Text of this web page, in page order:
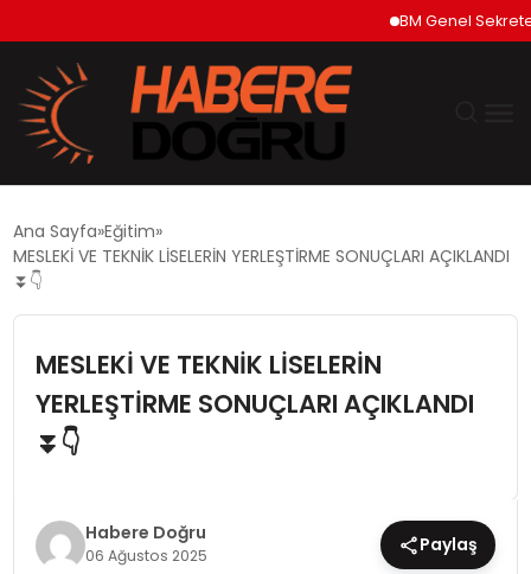
BM Genel Sekreteri
EKONOMİ
DÜNYA
SPOR
Ana Sayfa Eğitim
MESLEKİ VE TEKNİK LİSELERİN YERLEŞTİRME SONUÇLARI AÇIKLANDI
⏬👇
MESLEKİ VE TEKNİK LİSELERİN
YERLEŞTİRME SONUÇLARI AÇIKLANDI
⏬👇
Habere Doğru
06 Ağustos 2025 Paylaş